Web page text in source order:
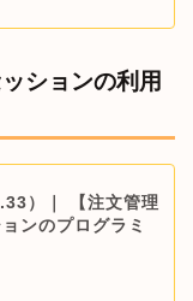
ションの利用
）｜ 【注文管理
ンのプログラミ